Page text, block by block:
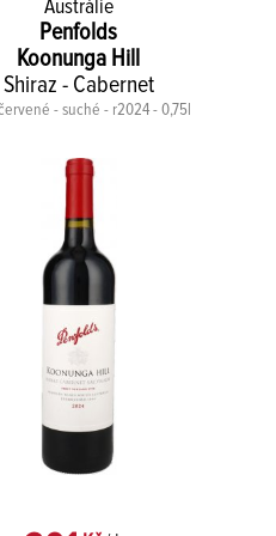
Austrálie
Penfolds
Koonunga Hill
Shiraz - Cabernet
- suché - r2024 - 0,75l